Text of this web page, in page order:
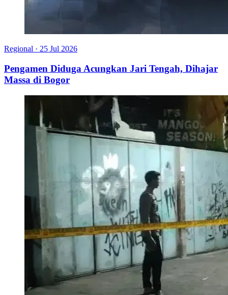
Regional · 25 Jul 2026
Pengamen Diduga Acungkan Jari Tengah, Dihajar
Massa di Bogor